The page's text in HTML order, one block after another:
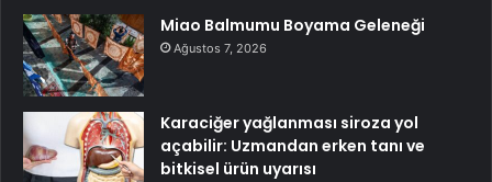
Miao Balmumu Boyama Geleneği
Ağustos 7, 2026
Karaciğer yağlanması siroza yol
açabilir: Uzmandan erken tanı ve
bitkisel ürün uyarısı